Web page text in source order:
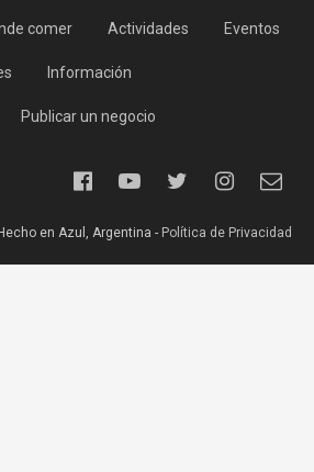
comer Actividades Eventos
Información
Publicar un negocio
en Azul, Argentina - Política de Privacidad